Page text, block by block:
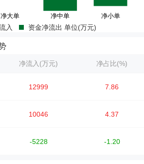
入 资金净流出 单位(万元)
净流入(万元) 净占比(%)
12999 7.86
10046 4.37
-5228 -1.20